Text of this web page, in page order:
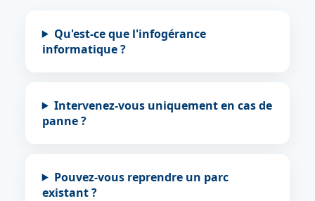
Qu'est-ce que l'infogérance
informatique ?
Intervenez-vous uniquement en cas de
panne ?
Pouvez-vous reprendre un parc
existant ?